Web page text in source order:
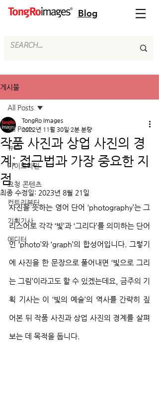
Blog
게시물
All Posts
뉴스
가이드라인
요청 콘텐츠
컨트리뷰터
기획기사
에디터
All Posts
작품 사진과 상업 사진의 경
계: 접근법과 가장 중요한 지
점
TongRo Images
2022년 11월 30일 2분 분량
최종 수정일: 2023년 8월 21일
사진을 뜻하는 영어 단어 ‘photography’는 그
리스어로 각각 ‘빛’과 ‘그리다’를 의미하는 단어
인 ‘photo’와 ‘graph’의 합성어입니다. 그렇기
에 사진을 한 문장으로 풀어내면 ‘빛으로 그리
는 그림’이라고도 할 수 있겠는데요, 금주의 기
획 기사는 이 ‘빛의 예술’의 역사를 간략히 짚
어본 뒤 작품 사진과 상업 사진의 경계를 살펴
보는 데 목적을 둡니다.